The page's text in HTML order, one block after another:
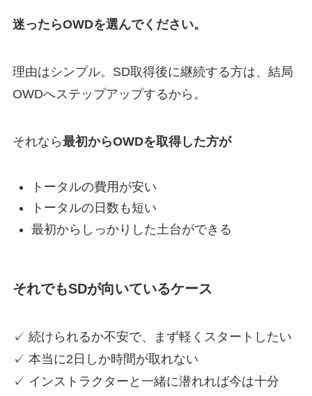
迷ったらOWDを選んでください。
理由はシンプル。SD取得後に継続する方は、結局
OWDへステップアップするから。
それなら最初からOWDを取得した方が
トータルの費用が安い
トータルの日数も短い
最初からしっかりした土台ができる
それでもSDが向いているケース
✓ 続けられるか不安で、まず軽くスタートしたい
✓ 本当に2日しか時間が取れない
✓ インストラクターと一緒に潜れれば今は十分